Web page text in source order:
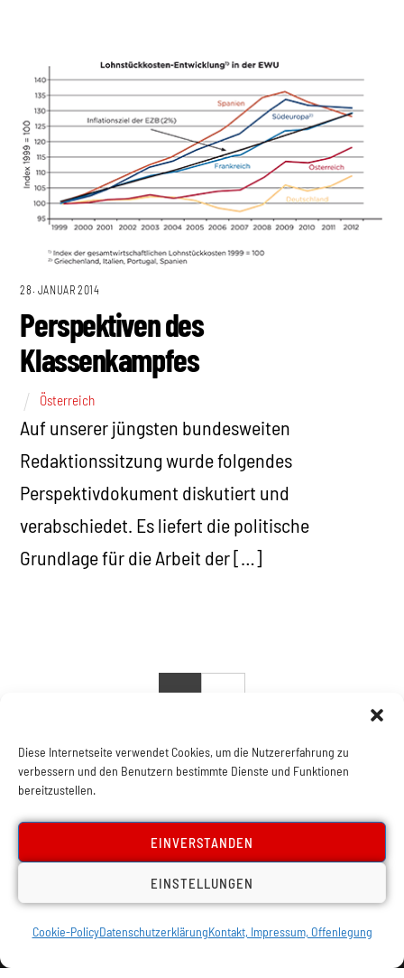
Diese Internetseite verwendet Cookies, um die Nutzererfahrung zu
verbessern und den Benutzern bestimmte Dienste und Funktionen
bereitzustellen.
EINVERSTANDEN
EINSTELLUNGEN
Cookie-PolicyDatenschutzerklärungKontakt, Impressum, Offenlegung
28. JANUAR 2014
Perspektiven des
Klassenkampfes
Österreich
Auf unserer jüngsten bundesweiten
Redaktionssitzung wurde folgendes
Perspektivdokument diskutiert und
verabschiedet. Es liefert die politische
Grundlage für die Arbeit der […]